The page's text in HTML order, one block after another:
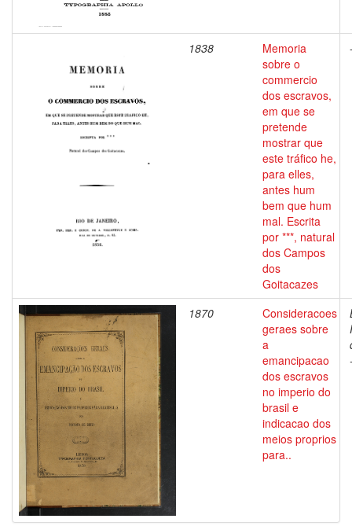
1838
Memoria
sobre o
commercio
dos escravos,
em que se
pretende
mostrar que
este tráfico he,
para elles,
antes hum
bem que hum
mal. Escrita
por ***, natural
dos Campos
dos
Goitacazes
1870
Consideracoes
geraes sobre
a
emancipacao
dos escravos
no imperio do
brasil e
indicacao dos
meios proprios
para..